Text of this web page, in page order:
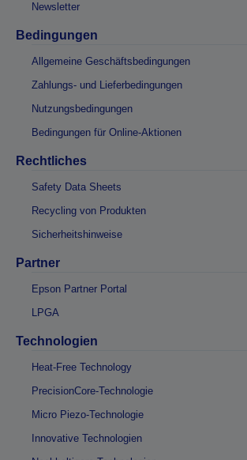
Newsletter
Bedingungen
Allgemeine Geschäftsbedingungen
Zahlungs- und Lieferbedingungen
Nutzungsbedingungen
Bedingungen für Online-Aktionen
Rechtliches
Safety Data Sheets
Recycling von Produkten
Sicherheitshinweise
Partner
Epson Partner Portal
LPGA
Technologien
Heat-Free Technology
PrecisionCore-Technologie
Micro Piezo-Technologie
Innovative Technologien